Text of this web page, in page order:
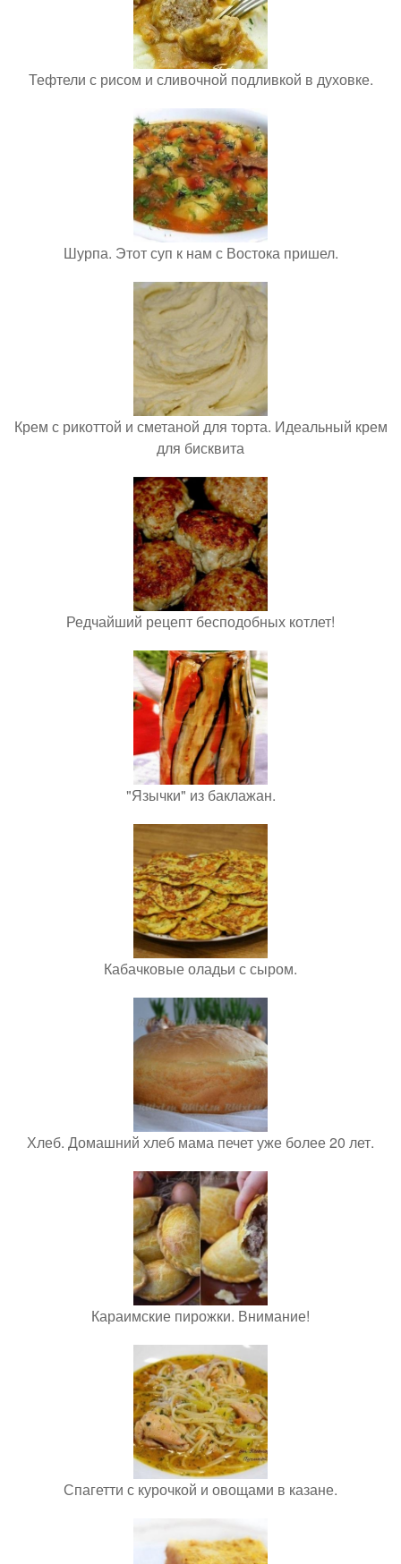
Тефтели с рисом и сливочной подливкой в духовке.
Шурпа. Этот суп к нам с Востока пришел.
Крем с рикоттой и сметаной для торта. Идеальный крем
для бисквита
Редчайший рецепт бесподобных котлет!
"Язычки" из баклажан.
Кабачковые оладьи с сыром.
Хлеб. Домашний хлеб мама печет уже более 20 лет.
Караимские пирожки. Внимание!
Спагетти с курочкой и овощами в казане.